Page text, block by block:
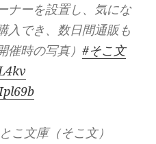
ナーを設置し、気にな
入でき、数日間通販も
催時の写真）#そこ文
こ文庫（そこ文）